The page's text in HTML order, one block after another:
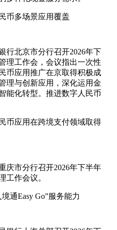
币多场景应用覆盖
行北京市分行召开2026年下
理工作会，会议指出一次性
币应用推广在京取得积极成
理与创新应用，深化运用金
能化转型。推进数字人民币
币应用在跨境支付领域取得
庆市分行召开2026年下半年
工作会议。
通Easy Go”服务能力